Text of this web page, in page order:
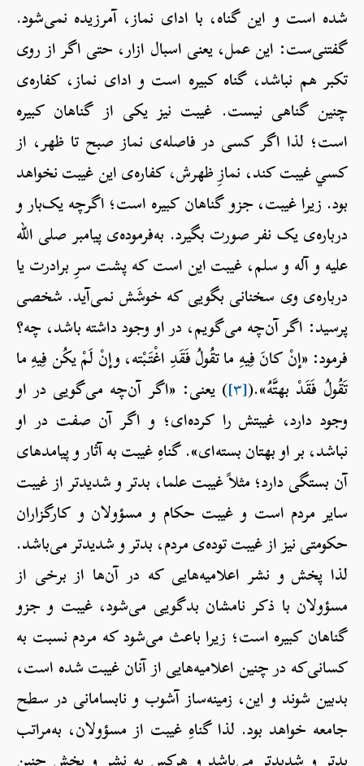
شده است و این گناه، با ادای نماز، آمرزیده نمی‌شود.
گفتنی‌ست: این عمل، یعنی اسبال ازار، حتی اگر از روی
تکبر هم نباشد، گناه کبیره است و ادای نماز، کفاره‌ی
چنین گناهی نیست. غیبت نیز یکی از گناهان کبیره
است؛ لذا اگر کسی در فاصله‌ی نماز صبح تا ظهر، از
كسي غیبت کند، نمازِ ظهرش، کفاره‌ی این غیبت نخواهد
بود. زیرا غیبت، جزو گناهان کبیره است؛ اگرچه یک‌بار و
درباره‌ی یک نفر صورت بگیرد. به‌فرموده‌ی پیامبر صلی الله
علیه و آله و سلم، غیبت این است که پشت سرِ برادرت یا
درباره‌ی وی سخنانی بگویی که خوشَش نمی‌آید. شخصی
پرسید: اگر آن‌چه می‌گویم، در او وجود داشته باشد، چه؟
فرمود: «إنْ كانَ فِيهِ ما تقُولُ فَقَدِ اغْتَبْته، وإنْ لَمْ يكُن فِيهِ ما
تَقُولُ فَقَدْ بهتَّهُ».([۳] ) یعنی: «اگر آن‌چه می‌گویی در او
وجود دارد، غیبتش را کرده‌ای؛ و اگر آن صفت در او
نباشد، بر او بهتان بسته‌ای». گناهِ غیبت به آثار و پیامدهای
آن بستگی دارد؛ مثلاً غیبت علما، بدتر و شدیدتر از غیبت
سایر مردم است و غیبت حکام و مسؤولان و کارگزاران
حکومتی نیز از غیبت توده‌ی مردم، بدتر و شدیدتر می‌باشد.
لذا پخش و نشر اعلامیه‌هایی که در آن‌ها از برخی از
مسؤولان با ذکر نامشان بدگویی می‌شود، غیبت و جزو
گناهان کبیره است؛ زیرا باعث می‌شود که مردم نسبت به
کسانی‌که در چنین اعلامیه‌هایی از آنان غیبت شده است،
بدبین شوند و این، زمینه‌ساز آشوب و نابسامانی در سطح
جامعه خواهد بود. لذا گناهِ غیبت از مسؤولان، به‌مراتب